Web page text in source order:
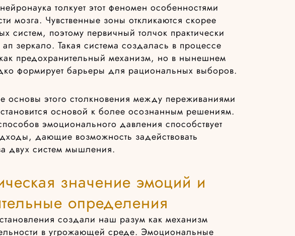
толкует этот феномен особенностями
мозга. Чувственные зоны откликаются скорее
систем, поэтому первичный толчок практически
зеркало. Такая система создалась в процессе
предохранительный механизм, но в нынешнем
формирует барьеры для рациональных выборов.
основы этого столкновения между переживаниями
основой к более осознанным решениям.
эмоционального давления способствует
дающие возможность задействовать
двух систем мышления.
значение эмоций и
определения
создали наш разум как механизм
в угрожающей среде. Эмоциональные